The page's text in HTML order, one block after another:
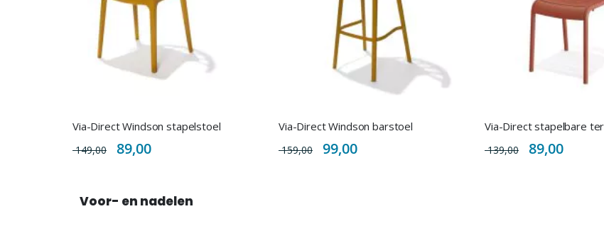
Via-Direct Windson stapelstoel
149,00
Special
Price
89,00
Via-Direct Windson barstoel
159,00
Special
Price
99,00
Via-Direct stapelbare
139,00
Special
Price
89,00
Voor- en nadelen